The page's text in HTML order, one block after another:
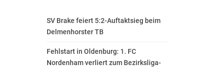
SV Brake feiert 5:2-Auftaktsieg beim
Delmenhorster TB
Fehlstart in Oldenburg: 1. FC
Nordenham verliert zum Bezirksliga-